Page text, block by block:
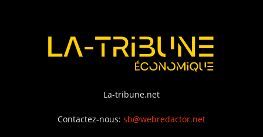
La-tribune.net
Contactez-nous: sb@webredactor.net